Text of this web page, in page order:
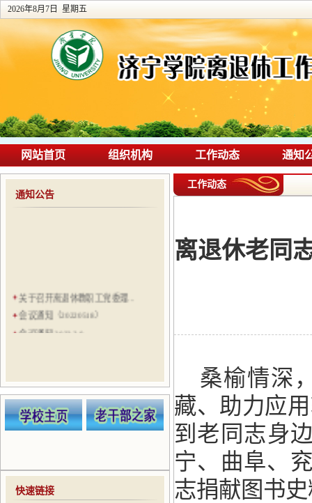
2026年8月7日 星期五
网站首页 组织机构 工作动态 通知
通知公告
关于召开离退休教职工党委理...
会议通知（20220518）
会议通知 2022.3.8
会议通知（20210506）
会议通知（20210422）
趣味运动会通知（20210416）
快速链接
工作动态
离退休老同
桑榆情深
藏、助力应
到老同志身
宁、曲阜、
志捐献图书